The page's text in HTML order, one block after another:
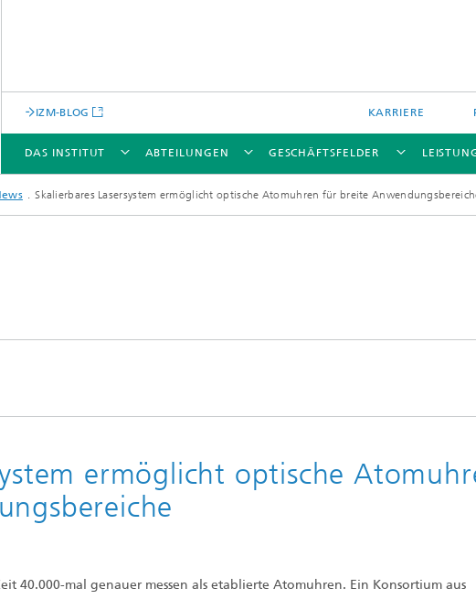
IZM-BLOG KARRIERE
DAS INSTITUT ABTEILUNGEN GESCHÄFTSFELDER
Skalierbares Lasersystem ermöglicht optische Atomuhren für breite
ermöglicht optische
40.000-mal genauer messen als etablierte Atomuhren. Ein Konsortium aus